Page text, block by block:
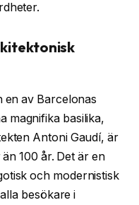
en av Barcelonas
magnifika basilika,
Antoni Gaudí, är
100 år. Det är en
och modernistisk
besökare i